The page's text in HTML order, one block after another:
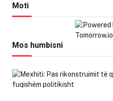
Moti
Mos humbisni